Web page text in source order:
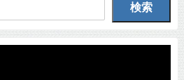
検索